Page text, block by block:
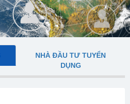
NHÀ ĐẦU TƯ TUYỂN
DỤNG